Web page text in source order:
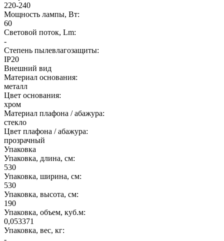
220-240
Мощность лампы, Вт:
60
Световой поток, Lm:
-
Степень пылевлагозащиты:
IP20
Внешний вид
Материал основания:
металл
Цвет основания:
хром
Материал плафона / абажура:
стекло
Цвет плафона / абажура:
прозрачный
Упаковка
Упаковка, длина, см:
530
Упаковка, ширина, см:
530
Упаковка, высота, см:
190
Упаковка, объем, куб.м:
0,053371
Упаковка, вес, кг:
-